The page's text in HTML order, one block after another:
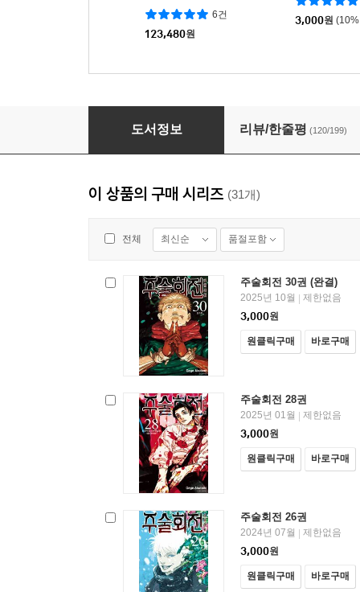
6건
123,480원
3,000원
주술회전 24권
도서정보 리뷰/한줄평 (120/199)
이 상품의 구매 시리즈 (31개)
전체 최신순 품절포함
주술회전 30권 (완결)
2025년 10월 | 제한없음
3,000원
원클릭구매 바로구매
주술회전 28권
2025년 01월 | 제한없음
3,000원
원클릭구매 바로구매
주술회전 26권
2024년 07월 | 제한없음
3,000원
원클릭구매 바로구매